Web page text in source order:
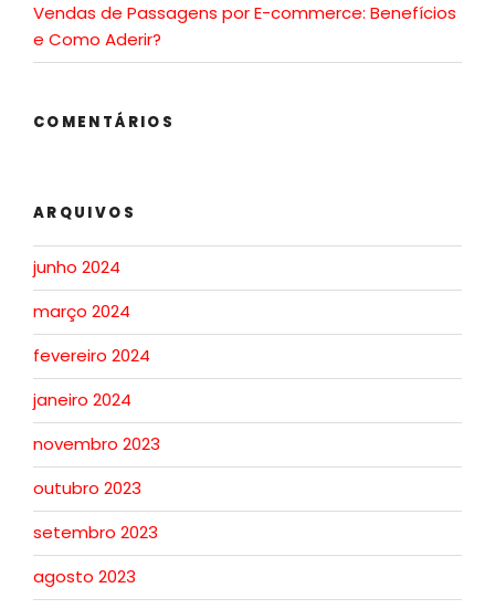
Vendas de Passagens por E-commerce: Benefícios
e Como Aderir?
COMENTÁRIOS
ARQUIVOS
junho 2024
março 2024
fevereiro 2024
janeiro 2024
novembro 2023
outubro 2023
setembro 2023
agosto 2023